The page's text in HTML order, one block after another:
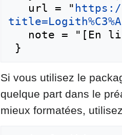
   url = "
Si vous utilisez le
quelque part dans le
mieux formatées,